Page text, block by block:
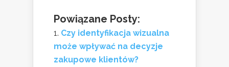
Powiązane Posty:
Czy identyfikacja wizualna
może wpływać na decyzje
zakupowe klientów?